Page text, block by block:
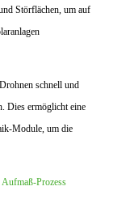
Störflächen, um auf
schnell und
Dies ermöglicht eine
Module, um die
Aufmaß-Prozess